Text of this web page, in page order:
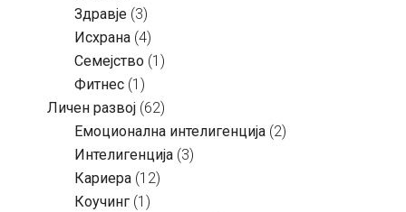
Здравје (3)
Исхрана (4)
Семејство (1)
Фитнес (1)
Личен развој (62)
Емоционална интелигенција (2)
Интелигенција (3)
Кариера (12)
Коучинг (1)